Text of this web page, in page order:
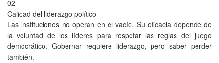
02
Calidad del liderazgo político
Las instituciones no operan en el vacío. Su eficacia depende de
la voluntad de los líderes para respetar las reglas del juego
democrático. Gobernar requiere liderazgo, pero saber perder
también.